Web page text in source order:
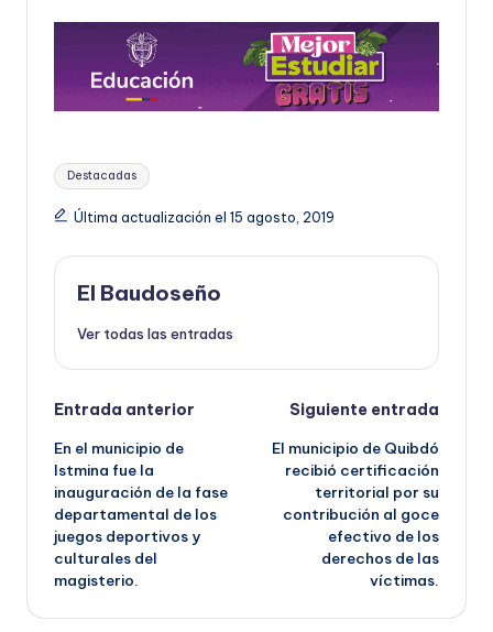
Etiquetas:
Destacadas
Última actualización el 15 agosto, 2019
El Baudoseño
Ver todas las entradas
Navegación
de
entradas
Entrada anterior
En el municipio de
Istmina fue la
inauguración de la fase
departamental de los
juegos deportivos y
culturales del
magisterio.
Siguiente entrada
El municipio de Quibdó
recibió certificación
territorial por su
contribución al goce
efectivo de los
derechos de las
víctimas.